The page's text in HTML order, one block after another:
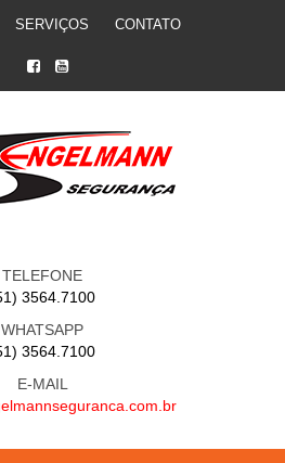
SERVIÇOS CONTATO
TELEFONE
3564.7100
WHATSAPP
3564.7100
E-MAIL